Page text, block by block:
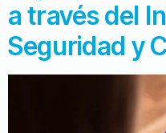
a través del
Seguridad y